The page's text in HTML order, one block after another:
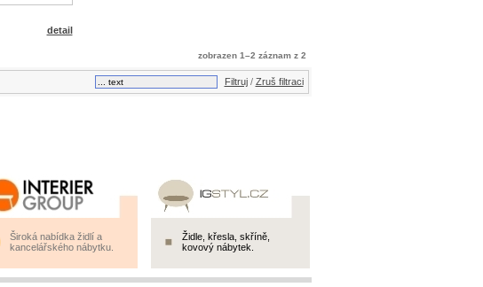
detail
zobrazen 1–2 záznam z 2
Filtruj/ Zruš filtraci
Široká nabídka židlí a
kancelářského nábytku.
Židle, křesla, skříně,
kovový nábytek.